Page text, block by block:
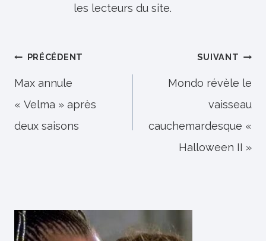
les lecteurs du site.
Navigation
de
l’article
PRÉCÉDENT
Max annule
« Velma » après
deux saisons
SUIVANT
Mondo révèle le
vaisseau
cauchemardesque «
Halloween II »